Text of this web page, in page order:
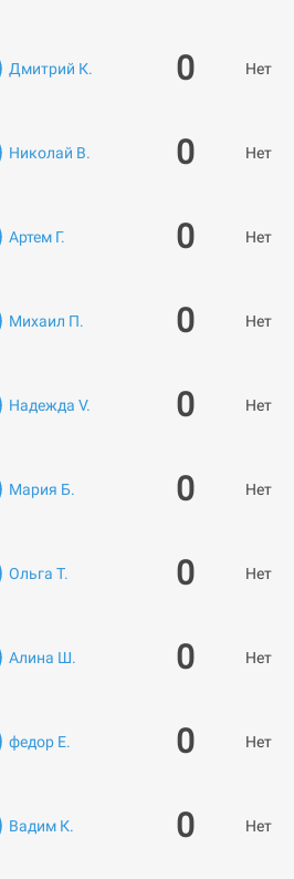
Дмитрий К. 0 Нет
Николай В. 0 Нет
Артем Г. 0 Нет
Михаил П. 0 Нет
Надежда V. 0 Нет
Мария Б. 0 Нет
Ольга Т. 0 Нет
Алина Ш. 0 Нет
федор Е. 0 Нет
Вадим К. 0 Нет